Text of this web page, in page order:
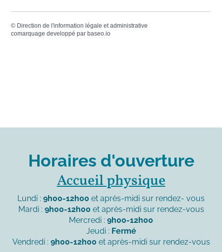
© Direction de l'information légale et administrative
comarquage developpé par baseo.io
Horaires d'ouverture
Accueil physique
Lundi : 9h00-12h00 et après-midi sur rendez- vous
Mardi : 9h00-12h00 et après-midi sur rendez-vous
Mercredi : 9h00-12h00
Jeudi : Fermé
Vendredi : 9h00-12h00 et après-midi sur rendez-vous